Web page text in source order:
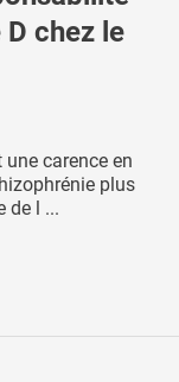
D chez le
carence en
plus
de l ...